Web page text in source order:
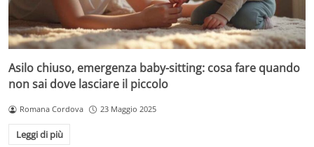
Asilo chiuso, emergenza baby-sitting: cosa fare quando
non sai dove lasciare il piccolo
Romana Cordova 23 Maggio 2025
Leggi di più